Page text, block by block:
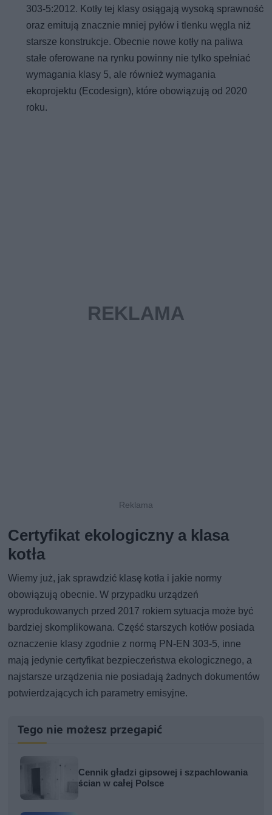
303-5:2012. Kotły tej klasy osiągają wysoką sprawność
oraz emitują znacznie mniej pyłów i tlenku węgla niż
starsze konstrukcje. Obecnie nowe kotły na paliwa
stałe oferowane na rynku powinny nie tylko spełniać
wymagania klasy 5, ale również wymagania
ekoprojektu (Ecodesign), które obowiązują od 2020
roku.
Certyfikat ekologiczny a klasa
kotła
Wiemy już, jak sprawdzić klasę kotła i jakie normy
obowiązują obecnie. W przypadku urządzeń
wyprodukowanych przed 2017 rokiem sytuacja może być
bardziej skomplikowana. Część starszych kotłów posiada
oznaczenie klasy zgodnie z normą PN-EN 303-5, inne
mają jedynie certyfikat bezpieczeństwa ekologicznego, a
najstarsze urządzenia nie posiadają żadnych dokumentów
potwierdzających ich parametry emisyjne.
Tego nie możesz przegapić
Cennik gładzi gipsowej i szpachlowania
ścian w całej Polsce